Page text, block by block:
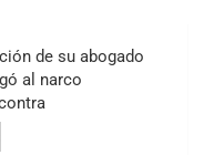
de su abogado
al narco